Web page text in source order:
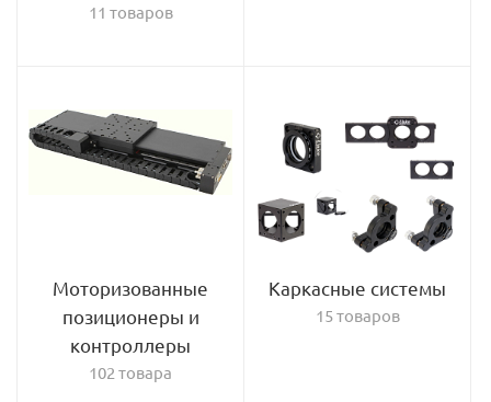
11 товаров
Моторизованные
позиционеры и
контроллеры
102 товара
Каркасные системы
15 товаров